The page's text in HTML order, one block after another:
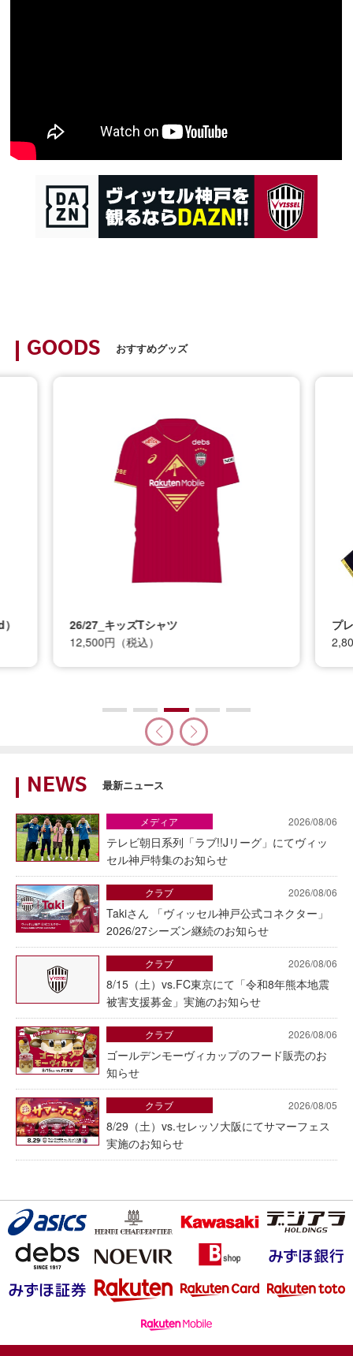
GOODS おすすめグッズ
26/27_キッズTシャツ
12,500円（税込）
プ
NEWS 最新ニュース
2026/08/06
テレビ朝日系列「ラブ!!Jリーグ」にてヴィッ
セル神戸特集のお知らせ
メディア
2026/08/06
Takiさん 「ヴィッセル神戸公式コネクター」
2026/27シーズン継続のお知らせ
クラブ
2026/08/06
8/15（土）vs.FC東京にて「令和8年熊本地震
被害支援募金」実施のお知らせ
クラブ
2026/08/06
ゴールデンモーヴィカップのフード販売のお
知らせ
クラブ
2026/08/05
8/29（土）vs.セレッソ大阪にてサマーフェス
実施のお知らせ
クラブ